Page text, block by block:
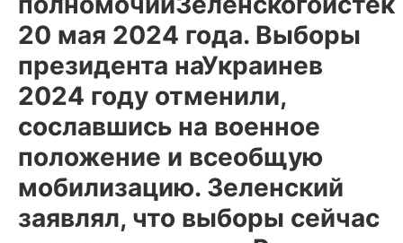
20 мая 2024 года. Выборы
президента наУкраинев
2024 году отменили,
сославшись на военное
положение и всеобщую
мобилизацию. Зеленский
заявлял, что выборы сейчас